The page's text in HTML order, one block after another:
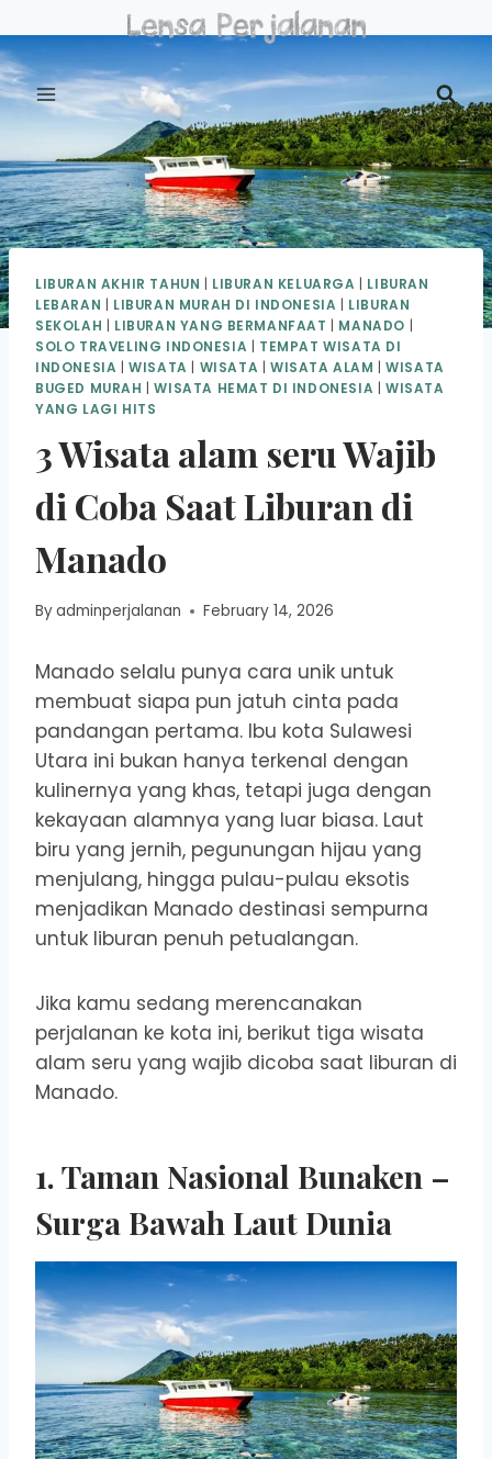
to
content
LIBURAN AKHIR TAHUN | LIBURAN KELUARGA | LIBURAN
LEBARAN | LIBURAN MURAH DI INDONESIA | LIBURAN
SEKOLAH | LIBURAN YANG BERMANFAAT | MANADO |
SOLO TRAVELING INDONESIA | TEMPAT WISATA DI
INDONESIA |WISATA | WISATA | WISATA ALAM |WISATA
BUGED MURAH |WISATA HEMAT DI INDONESIA |WISATA
YANG LAGI HITS
3 Wisata alam seru Wajib
di Coba Saat Liburan di
Manado
Byadminperjalanan February 14, 2026
Manado selalu punya cara unik untuk
membuat siapa pun jatuh cinta pada
pandangan pertama. Ibu kota Sulawesi
Utara ini bukan hanya terkenal dengan
kulinernya yang khas, tetapi juga dengan
kekayaan alamnya yang luar biasa. Laut
biru yang jernih, pegunungan hijau yang
menjulang, hingga pulau-pulau eksotis
menjadikan Manado destinasi sempurna
untuk liburan penuh petualangan.
Jika kamu sedang merencanakan
perjalanan ke kota ini, berikut tiga wisata
alam seru yang wajib dicoba saat liburan di
Manado.
1.Taman Nasional Bunaken –
Surga Bawah Laut Dunia